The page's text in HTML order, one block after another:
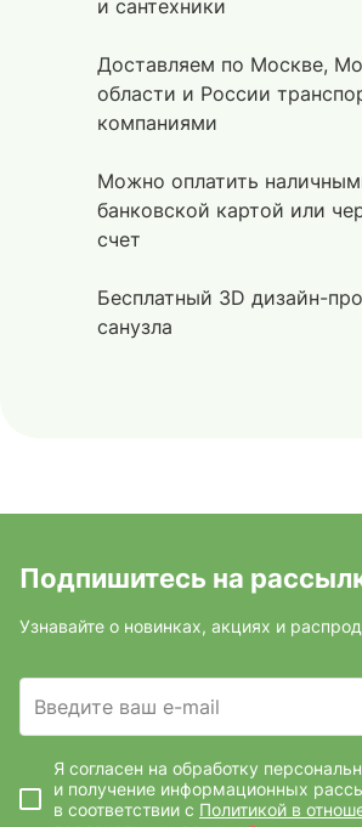
и сантехники
Доставляем по Москве,
области и России
компаниями
Можно оплатить
банковской картой или
счет
Бесплатный 3D дизайн-
санузла
Подпишитесь на
Узнавайте о новинках, акциях и
Введите ваш e-mail
Я согласен на обработку
и получение информационных
в соответствии с Политикой в